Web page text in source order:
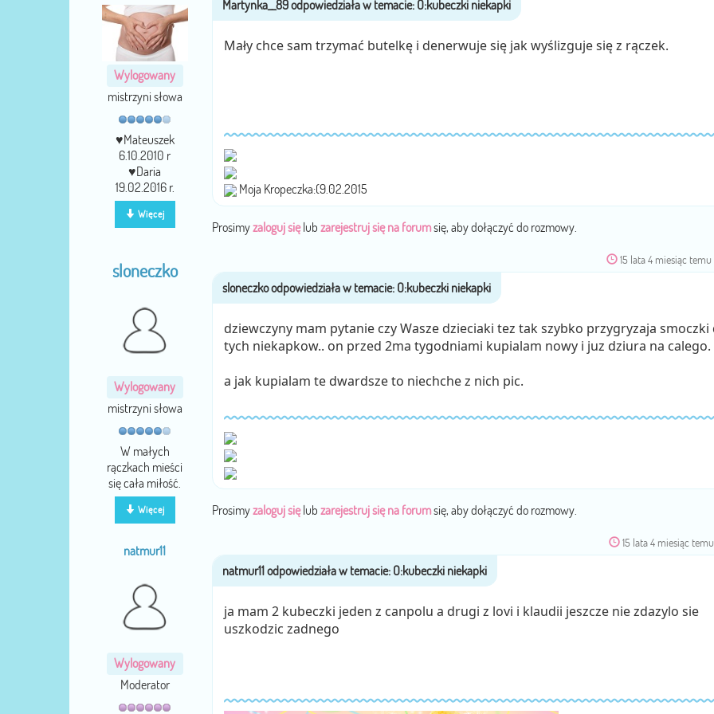
Wylogowany
mistrzyni słowa
♥Mateuszek
6.10.2010 r
♥Daria
19.02.2016 r.
Więcej
Mały chce sam trzymać butelkę i denerwuje się jak wyślizguje się z rączek.
Moja Kropeczka:(9.02.2015
Prosimyzaloguj sięlub zarejestruj się na forumsię, aby dołączyć do rozmowy.
sloneczko
Wylogowany
mistrzyni słowa
W małych
rączkach mieści
się cała miłość.
Więcej
15 lata 4 miesiąc temu
dziewczyny mam pytanie czy Wasze dzieciaki tez tak szybko przygryzaja smoczki
tych niekapkow.. on przed 2ma tygodniami kupialam nowy i juz dziura na calego.
a jak kupialam te dwardsze to niechche z nich pic.
Prosimyzaloguj sięlub zarejestruj się na forumsię, aby dołączyć do rozmowy.
natmur11
Wylogowany
Moderator
15 lata 4 miesiąc temu
ja mam 2 kubeczki jeden z canpolu a drugi z lovi i klaudii jeszcze nie zdazylo sie
uszkodzic zadnego